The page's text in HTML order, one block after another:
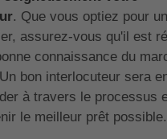
. Que vous optiez pour
assurez-vous qu'il est
connaissance du
bon interlocuteur sera
à travers le processus
le meilleur prêt possible.